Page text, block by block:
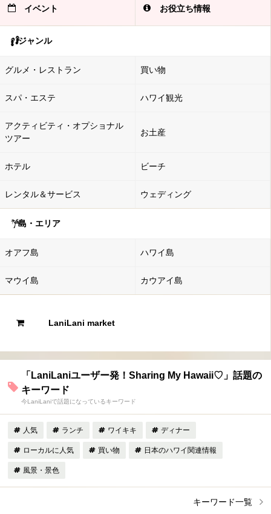
イベント お役立ち情報
ジャンル
グルメ・レストラン 買い物
スパ・エステ ハワイ観光
アクティビティ・オプショナル
ツアー
お土産
ホテル ビーチ
レンタル＆サービス ウェディング
島・エリア
オアフ島 ハワイ島
マウイ島 カウアイ島
LaniLani market
「LaniLaniユーザー発！Sharing My Hawaii♡」話題の
キーワード
今LaniLaniで話題になっているキーワード
人気 ランチ ワイキキ ディナー
ローカルに人気 買い物 日本のハワイ関連情報
風景・景色
キーワード一覧